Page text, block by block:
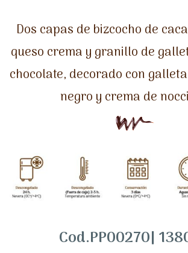
Dos capas de bizcocho de
queso crema y granillo de
chocolate, decorado con
negro y crema de
Cod.PP00270|